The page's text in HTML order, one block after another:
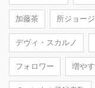
加藤茶 所ジョージ
デヴィ・スカルノ
フォロワー 増やす